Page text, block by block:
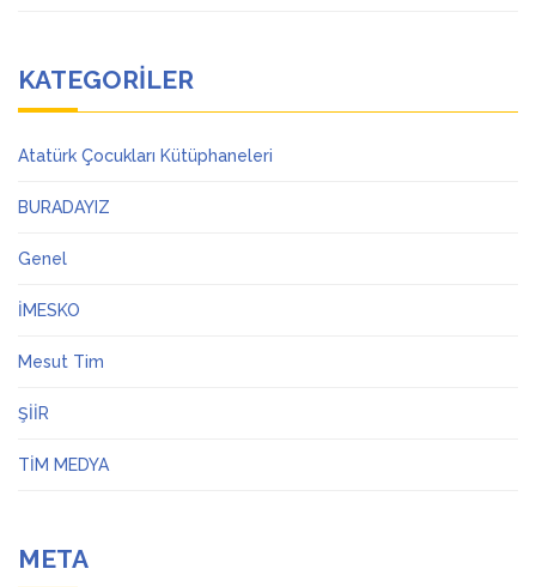
KATEGORILER
Atatürk Çocukları Kütüphaneleri
BURADAYIZ
Genel
İMESKO
Mesut Tim
ŞİİR
TİM MEDYA
META